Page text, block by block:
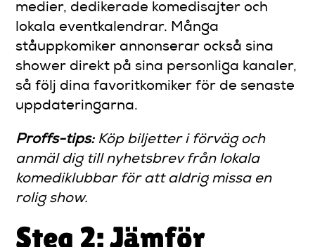
medier, dedikerade komedisajter och
lokala eventkalendrar. Många
ståuppkomiker annonserar också sina
shower direkt på sina personliga kanaler,
så följ dina favoritkomiker för de senaste
uppdateringarna.
Proffs-tips: Köp biljetter i förväg och
anmäl dig till nyhetsbrev från lokala
komediklubbar för att aldrig missa en
rolig show.
Steg 2: Jämför